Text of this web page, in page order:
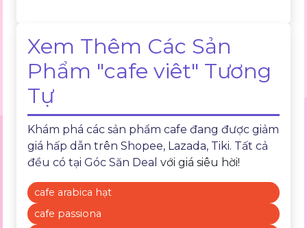
Xem Thêm Các Sản
Phẩm "cafe viêt" Tương
Tự
Khám phá các sản phẩm cafe đang được giảm
giá hấp dẫn trên Shopee, Lazada, Tiki. Tất cả
đều có tạiGóc Săn Deal với giá siêu hời!
cafe arabica hạt
cafe passiona